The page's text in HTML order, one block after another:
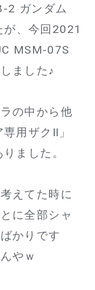
2 ガンダム
、今回2021
MSM-07S
ました♪
の中から他
用ザクⅡ」
ました。
えてた時に
に全部シャ
かりです
やｗ